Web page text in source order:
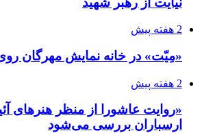
2 هفته پیش
«مِیّت» در خانه نمایش مهرگان
2 هفته پیش
«روایت عاشورا از منظر هنرهای
ارسباران بررسی می‌شود